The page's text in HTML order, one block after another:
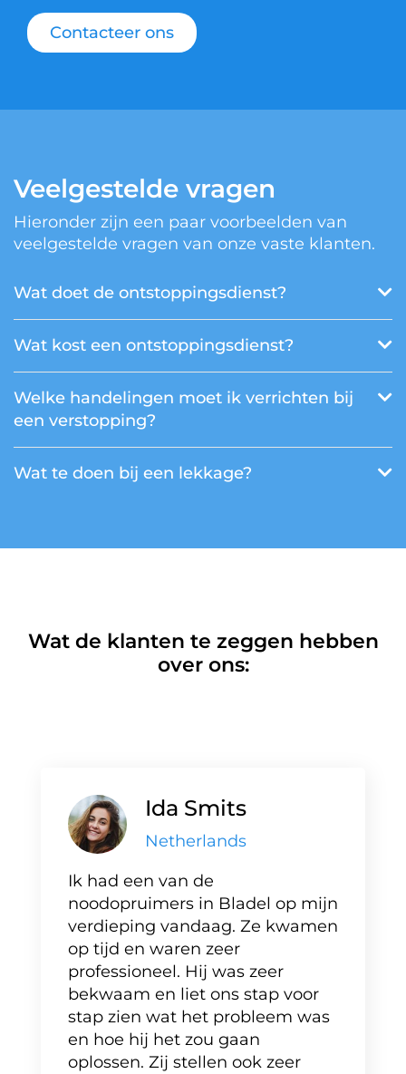
Contacteer ons
Veelgestelde vragen
Hieronder zijn een paar voorbeelden van
veelgestelde vragen van onze vaste klanten.
Wat doet de ontstoppingsdienst?
Wat kost een ontstoppingsdienst?
Welke handelingen moet ik verrichten bij
een verstopping?
Wat te doen bij een lekkage?
Wat de klanten te zeggen hebben
over ons:
Ida Smits
Netherlands
Ik had een van de
noodopruimers in Bladel op mijn
verdieping vandaag. Ze kwamen
op tijd en waren zeer
professioneel. Hij was zeer
bekwaam en liet ons stap voor
stap zien wat het probleem was
en hoe hij het zou gaan
oplossen. Zij stellen ook zeer